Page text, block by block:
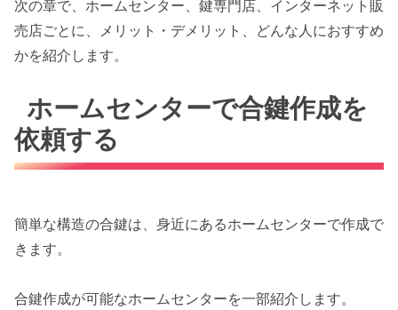
次の章で、ホームセンター、鍵専門店、インターネット販
売店ごとに、メリット・デメリット、どんな人におすすめ
かを紹介します。
ホームセンターで合鍵作成を
依頼する
簡単な構造の合鍵は、身近にあるホームセンターで作成で
きます。
合鍵作成が可能なホームセンターを一部紹介します。